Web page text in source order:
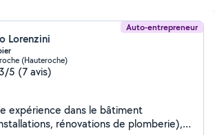
Auto-entrepreneur
Lorenzini
(Hauteroche)
5 (7 avis)
expérience dans le bâtiment
rénovations de plomberie),